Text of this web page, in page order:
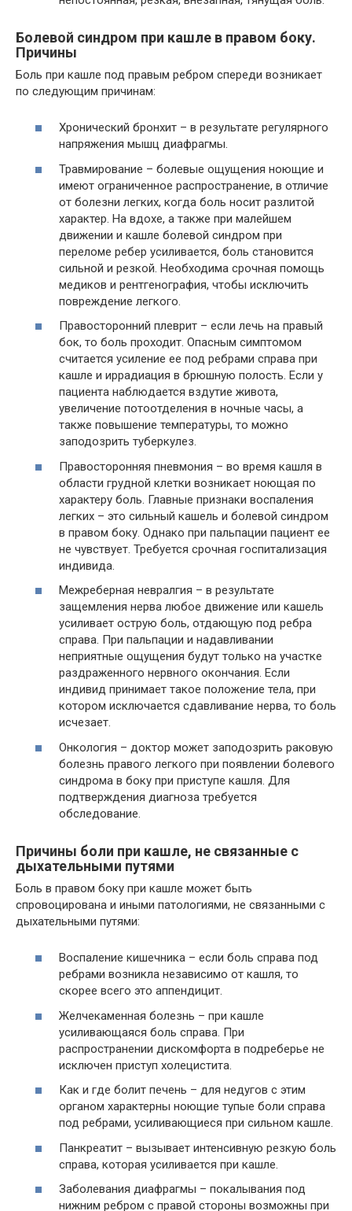
Болевой синдром при кашле в правом боку.
Причины
Боль при кашле под правым ребром спереди возникает
по следующим причинам:
Хронический бронхит – в результате регулярного
напряжения мышц диафрагмы.
Травмирование – болевые ощущения ноющие и
имеют ограниченное распространение, в отличие
от болезни легких, когда боль носит разлитой
характер. На вдохе, а также при малейшем
движении и кашле болевой синдром при
переломе ребер усиливается, боль становится
сильной и резкой. Необходима срочная помощь
медиков и рентгенография, чтобы исключить
повреждение легкого.
Правосторонний плеврит – если лечь на правый
бок, то боль проходит. Опасным симптомом
считается усиление ее под ребрами справа при
кашле и иррадиация в брюшную полость. Если у
пациента наблюдается вздутие живота,
увеличение потоотделения в ночные часы, а
также повышение температуры, то можно
заподозрить туберкулез.
Правосторонняя пневмония – во время кашля в
области грудной клетки возникает ноющая по
характеру боль. Главные признаки воспаления
легких – это сильный кашель и болевой синдром
в правом боку. Однако при пальпации пациент ее
не чувствует. Требуется срочная госпитализация
индивида.
Межреберная невралгия – в результате
защемления нерва любое движение или кашель
усиливает острую боль, отдающую под ребра
справа. При пальпации и надавливании
неприятные ощущения будут только на участке
раздраженного нервного окончания. Если
индивид принимает такое положение тела, при
котором исключается сдавливание нерва, то боль
исчезает.
Онкология – доктор может заподозрить раковую
болезнь правого легкого при появлении болевого
синдрома в боку при приступе кашля. Для
подтверждения диагноза требуется
обследование.
Причины боли при кашле, не связанные с
дыхательными путями
Боль в правом боку при кашле может быть
спровоцирована и иными патологиями, не связанными с
дыхательными путями:
Воспаление кишечника – если боль справа под
ребрами возникла независимо от кашля, то
скорее всего это аппендицит.
Желчекаменная болезнь – при кашле
усиливающаяся боль справа. При
распространении дискомфорта в подреберье не
исключен приступ холецистита.
Как и где болит печень – для недугов с этим
органом характерны ноющие тупые боли справа
под ребрами, усиливающиеся при сильном кашле.
Панкреатит – вызывает интенсивную резкую боль
справа, которая усиливается при кашле.
Заболевания диафрагмы – покалывания под
нижним ребром с правой стороны возможны при